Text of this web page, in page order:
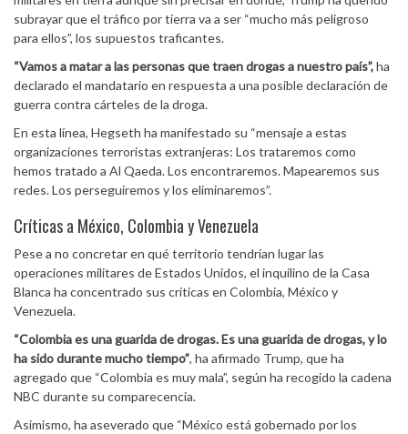
subrayar que el tráfico por tierra va a ser “mucho más peligroso
para ellos”, los supuestos traficantes.
“Vamos a matar a las personas que traen drogas a nuestro país”,ha
declarado el mandatario en respuesta a una posible declaración de
guerra contra cárteles de la droga.
En esta línea, Hegseth ha manifestado su “mensaje a estas
organizaciones terroristas extranjeras: Los trataremos como
hemos tratado a Al Qaeda. Los encontraremos. Mapearemos sus
redes. Los perseguiremos y los eliminaremos”.
Críticas a México, Colombia y Venezuela
Pese a no concretar en qué territorio tendrían lugar las
operaciones militares de Estados Unidos, el inquilino de la Casa
Blanca ha concentrado sus críticas en Colombia, México y
Venezuela.
“Colombia es una guarida de drogas. Es una guarida de drogas, y lo
ha sido durante mucho tiempo”, ha afirmado Trump, que ha
agregado que “Colombia es muy mala”, según ha recogido la cadena
NBC durante su comparecencia.
Asimismo, ha aseverado que “México está gobernado por los